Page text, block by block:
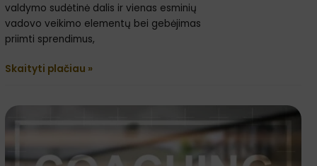
valdymo sudėtinė dalis ir vienas esminių
vadovo veikimo elementų bei gebėjimas
priimti sprendimus,
Skaityti plačiau »
Kas
yra